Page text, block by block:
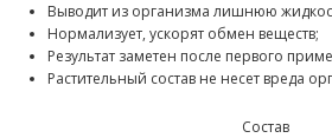
Выводит из организма лишнюю
Нормализует, ускорят обмен веществ;
Результат заметен после первого
Растительный состав не несет вреда
Состав